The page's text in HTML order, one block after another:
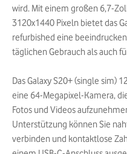
wird. Mit einem großen 6,7-
3120x1440 Pixeln bietet das
refurbished eine
täglichen Gebrauch als auch
Das Galaxy S20+ (single sim)
eine 64-Megapixel-Kamera,
Fotos und Videos
Unterstützung können Sie
verbinden und kontaktlose